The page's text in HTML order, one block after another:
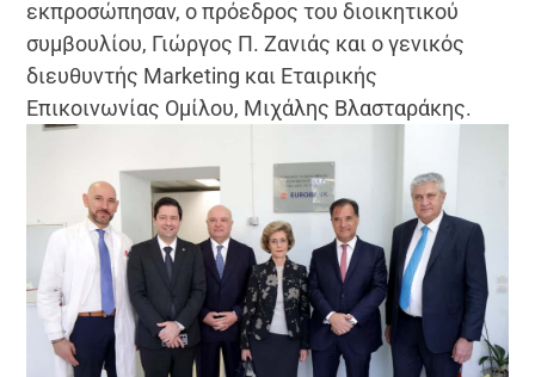
εκπροσώπησαν, ο πρόεδρος του διοικητικού
συμβουλίου, Γιώργος Π. Ζανιάς και ο γενικός
διευθυντής Marketing και Εταιρικής
Επικοινωνίας Ομίλου, Μιχάλης Βλασταράκης.